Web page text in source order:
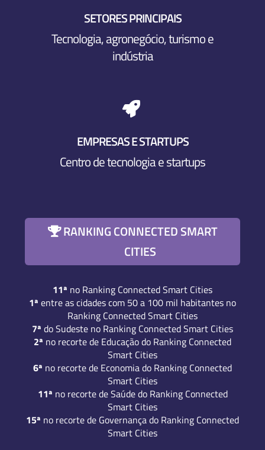
SETORES PRINCIPAIS
Tecnologia, agronegócio, turismo e
indústria

EMPRESAS E STARTUPS
Centro de tecnologia e startups
RANKING CONNECTED SMART
CITIES
11ª no Ranking Connected Smart Cities
1ª entre as cidades com 50 a 100 mil habitantes no
Ranking Connected Smart Cities
7ª do Sudeste no Ranking Connected Smart Cities
2ª no recorte de Educação do Ranking Connected
Smart Cities
6ª no recorte de Economia do Ranking Connected
Smart Cities
11ª no recorte de Saúde do Ranking Connected
Smart Cities
15ª no recorte de Governança do Ranking Connected
Smart Cities